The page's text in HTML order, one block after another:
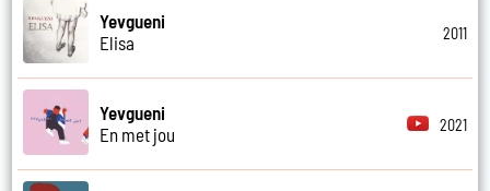
Yevgueni
Elisa
2011
Yevgueni
En met jou
2021